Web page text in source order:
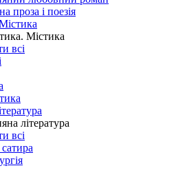
проза і поезія
Містика
всі
література
всі